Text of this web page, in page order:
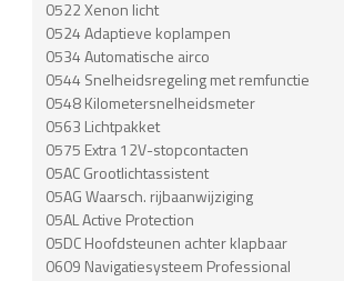
0522 Xenon licht
0524 Adaptieve koplampen
0534 Automatische airco
0544 Snelheidsregeling met remfunctie
0548 Kilometersnelheidsmeter
0563 Lichtpakket
0575 Extra 12V-stopcontacten
05AC Grootlichtassistent
05AG Waarsch. rijbaanwijziging
05AL Active Protection
05DC Hoofdsteunen achter klapbaar
0609 Navigatiesysteem Professional